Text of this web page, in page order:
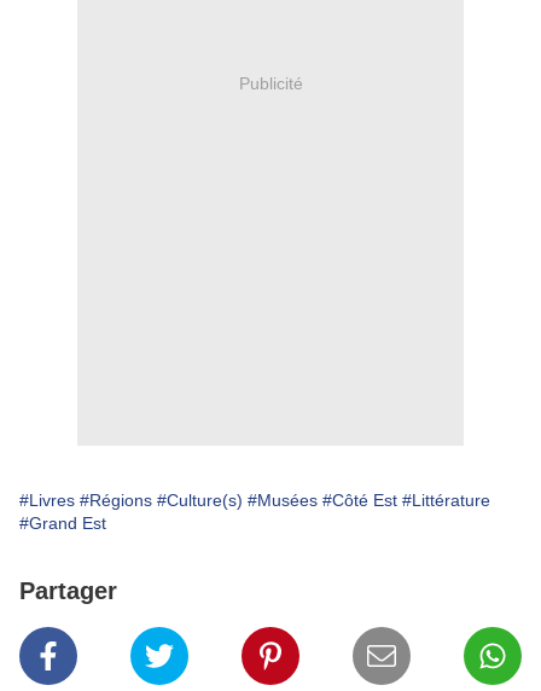
Publicité
#Livres #Régions #Culture(s) #Musées #Côté Est #Littérature
#Grand Est
Partager